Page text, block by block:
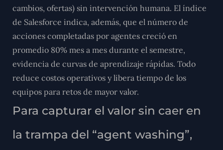
cambios, ofertas) sin intervención humana. El índice
de Salesforce indica, además, que el número de
acciones completadas por agentes creció en
promedio 80% mes a mes durante el semestre,
evidencia de curvas de aprendizaje rápidas. Todo
reduce costos operativos y libera tiempo de los
equipos para retos de mayor valor.
Para capturar el valor sin caer en
la trampa del “agent washing”,